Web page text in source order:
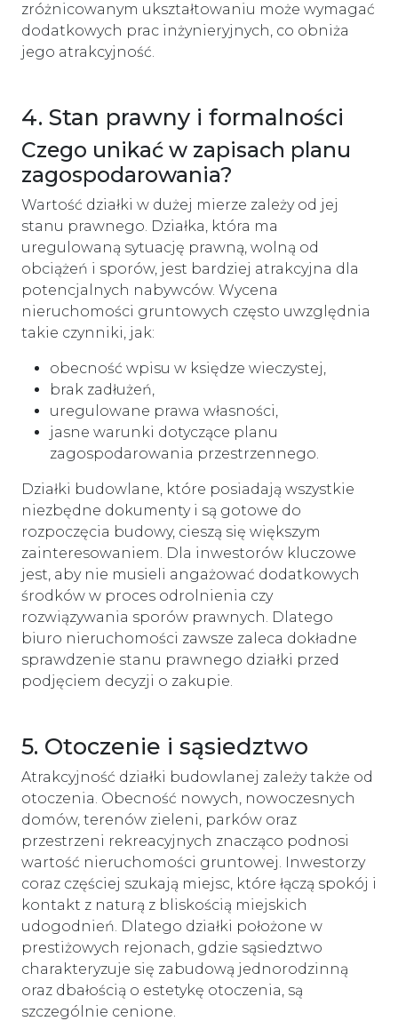
zróżnicowanym ukształtowaniu może wymagać
dodatkowych prac inżynieryjnych, co obniża
jego atrakcyjność.
4. Stan prawny i formalności
Czego unikać w zapisach planu
zagospodarowania?
Wartość działki w dużej mierze zależy od jej
stanu prawnego. Działka, która ma
uregulowaną sytuację prawną, wolną od
obciążeń i sporów, jest bardziej atrakcyjna dla
potencjalnych nabywców. Wycena
nieruchomości gruntowych często uwzględnia
takie czynniki, jak:
obecność wpisu w księdze wieczystej,
brak zadłużeń,
uregulowane prawa własności,
jasne warunki dotyczące planu
zagospodarowania przestrzennego.
Działki budowlane, które posiadają wszystkie
niezbędne dokumenty i są gotowe do
rozpoczęcia budowy, cieszą się większym
zainteresowaniem. Dla inwestorów kluczowe
jest, aby nie musieli angażować dodatkowych
środków w proces odrolnienia czy
rozwiązywania sporów prawnych. Dlatego
biuro nieruchomości zawsze zaleca dokładne
sprawdzenie stanu prawnego działki przed
podjęciem decyzji o zakupie.
5. Otoczenie i sąsiedztwo
Atrakcyjność działki budowlanej zależy także od
otoczenia. Obecność nowych, nowoczesnych
domów, terenów zieleni, parków oraz
przestrzeni rekreacyjnych znacząco podnosi
wartość nieruchomości gruntowej. Inwestorzy
coraz częściej szukają miejsc, które łączą spokój i
kontakt z naturą z bliskością miejskich
udogodnień. Dlatego działki położone w
prestiżowych rejonach, gdzie sąsiedztwo
charakteryzuje się zabudową jednorodzinną
oraz dbałością o estetykę otoczenia, są
szczególnie cenione.